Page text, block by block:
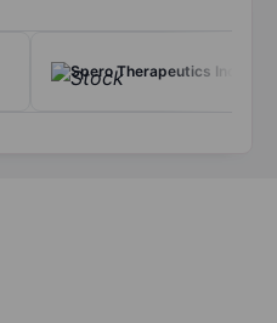
Spero Therapeutics Inc.